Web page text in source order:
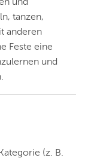
tanzen,
anderen
Feste eine
und
(z. B.